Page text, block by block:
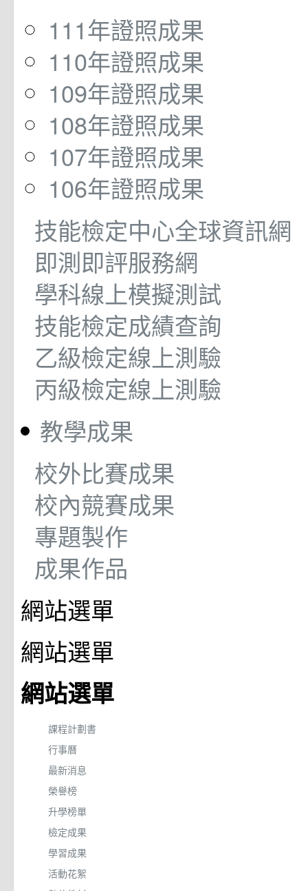
111年證照成果
110年證照成果
109年證照成果
108年證照成果
107年證照成果
106年證照成果
技能檢定中心全球資訊網
即測即評服務網
學科線上模擬測試
技能檢定成績查詢
乙級檢定線上測驗
丙級檢定線上測驗
教學成果
校外比賽成果
校內競賽成果
專題製作
成果作品
網站選單
網站選單
網站選單
課程計劃書
行事曆
最新消息
榮譽榜
升學榜單
檢定成果
學習成果
活動花絮